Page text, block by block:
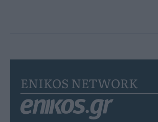
ENIKOS NETWORK